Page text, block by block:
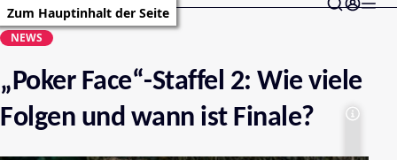
Zum Hauptinhalt der Seite
NEWS
„Poker Face“-Staffel 2: Wie viele
Folgen und wann ist Finale?